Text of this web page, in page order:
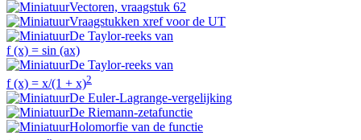
Vectoren, vraagstuk 62
Vraagstukken xref voor de UT
De Taylor-reeks van
f (x) = sin (ax)
De Taylor-reeks van
f (x) = x/(1 + x)2
De Euler-Lagrange-vergelijking
De Riemann-zetafunctie
Holomorfie van de functie